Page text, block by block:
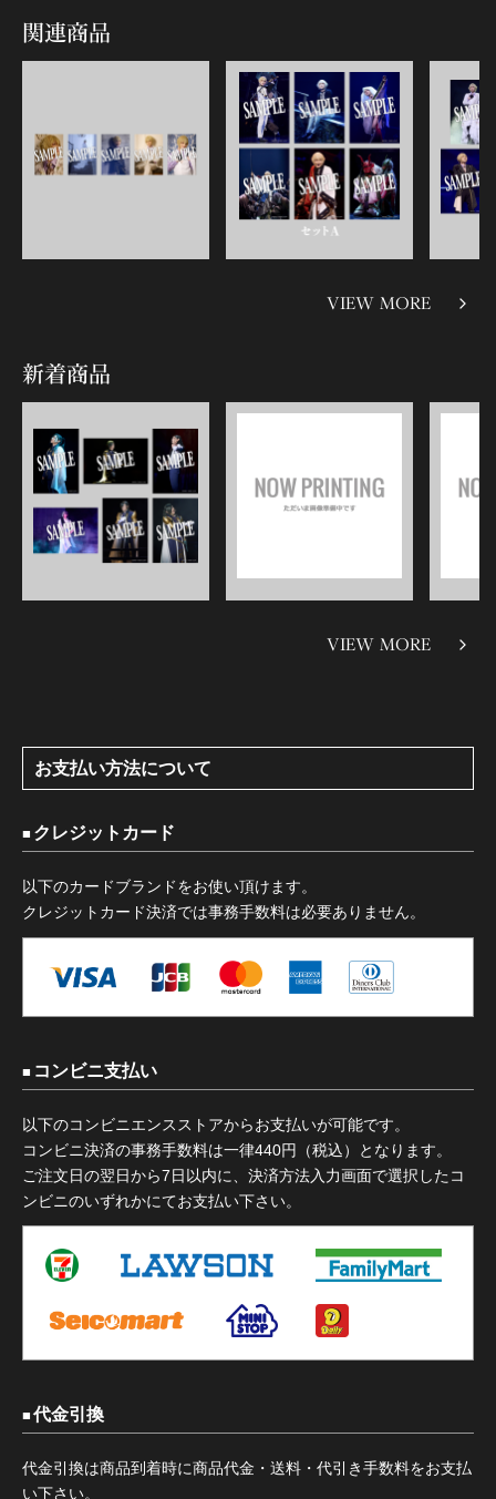
関連商品
VIEW MORE
新着商品
VIEW MORE
お支払い方法について
クレジットカード
以下のカードブランドをお使い頂けます。
クレジットカード決済では事務手数料は必要ありません。
コンビニ支払い
以下のコンビニエンスストアからお支払いが可能です。
コンビニ決済の事務手数料は一律440円（税込）となります。
ご注文日の翌日から7日以内に、決済方法入力画面で選択したコ
ンビニのいずれかにてお支払い下さい。
代金引換
代金引換は商品到着時に商品代金・送料・代引き手数料をお支払
い下さい。